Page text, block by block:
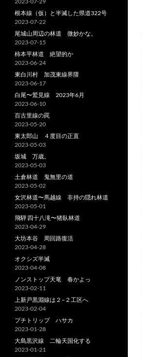
根本線（仮）と半滅した県道322号
2023-07-22
尾城山周辺の林道 微妙かな。
2023-07-15
柿本平林道 絶望的か
2023-06-24
東白川村 加茂東線界隈
2023-06-17
白尾〜鷲見線 2023年6月
2023-06-10
百古里線の罠
2023-05-20
東太郎山 ４度目の正直
2023-05-03
坂城 万歳。
2023-05-03
土倉林道 鬼無里の道
2023-05-02
女沢林道〜馬越線 非持の隠れ林道
2023-05-01
飛騨 四十八滝〜猪臥林道
2023-04-29
大坊本谷 周回路復活
2023-04-28
オクシズ半滅
2023-04-08
ノンストップ天竜 春かよっ
2023-02-11
上新戸黒淵線は２−２工区へ
2023-02-04
プチトリップ ハサカ
2023-01-28
大島黒沢線 二輪天国化する
2023-01-21